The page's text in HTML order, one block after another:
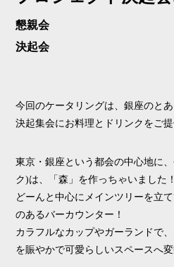
懇親会
決起会
今回のケータリングは、銀座のと
決起集会にお料理とドリンクをご
東京・銀座という都会の中心地に
ク)は、「森」を作っちゃいました！
どーんと中心にメインツリーを立
のあるバーカウンター！
カラフルなカップやガーランドで
を賑やかで可愛らしいスペースへ